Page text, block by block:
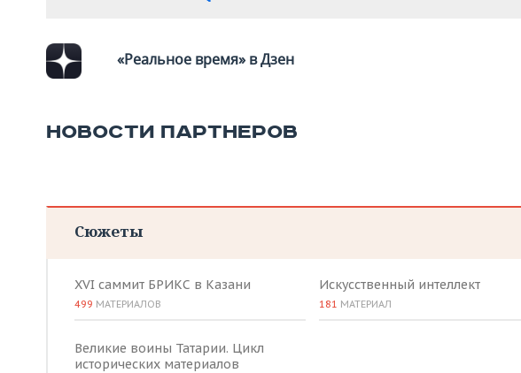
«Реальное время» в Дзен
НОВОСТИ ПАРТНЕРОВ
Сюжеты
XVI саммит БРИКС в Казани
499 МАТЕРИАЛОВ
Великие воины Татарии. Цикл
исторических материалов
Искусственный интеллект
181 МАТЕРИАЛ